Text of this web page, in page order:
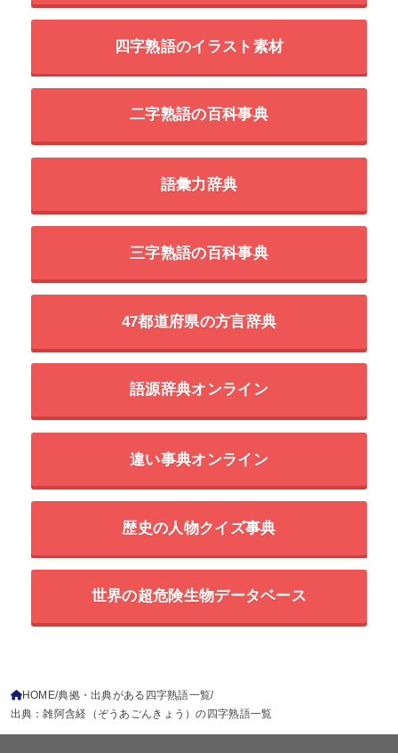
四字熟語のイラスト素材
二字熟語の百科事典
語彙力辞典
三字熟語の百科事典
47都道府県の方言辞典
語源辞典オンライン
違い事典オンライン
歴史の人物クイズ事典
世界の超危険生物データベース
HOME 典拠・出典がある四字熟語一覧
出典：雑阿含経（ぞうあごんきょう）の四字熟語一覧